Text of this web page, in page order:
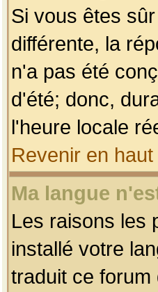
Si vous êtes
différente, la
n'a pas été
d'été; donc,
l'heure locale
Revenir en
Ma langue
Les raisons les
installé votre
traduit ce